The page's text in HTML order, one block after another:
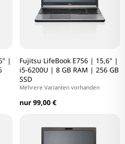
|
Fujitsu LifeBook E756 | 15,6" |
i5-6200U | 8 GB RAM | 256 GB
SSD
Mehrere Varianten vorhanden
nur 99,00 €